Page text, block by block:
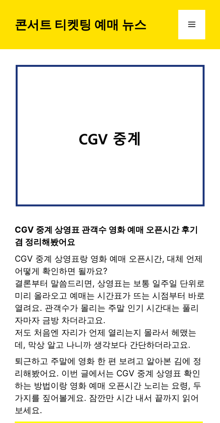
콘서트 티켓팅 예매 뉴스 메
CGV 중계 상영표 관객수 영화 예매 오픈시간 후기
겸 정리해봤어요
CGV 중계 상영표랑 영화 예매 오픈시간, 대체 언제
어떻게 확인하면 될까요?
결론부터 말씀드리면, 상영표는 보통 일주일 단위로
미리 올라오고 예매는 시간표가 뜨는 시점부터 바로
열려요. 관객수가 몰리는 주말 인기 시간대는 풀리
자마자 금방 차더라고요.
저도 처음엔 자리가 언제 열리는지 몰라서 헤맸는
데, 막상 알고 나니까 생각보다 간단하더라고요.
퇴근하고 주말에 영화 한 편 보려고 알아본 김에 정
리해봤어요. 이번 글에서는 CGV 중계 상영표 확인
하는 방법이랑 영화 예매 오픈시간 노리는 요령, 두
가지를 짚어볼게요. 잠깐만 시간 내서 끝까지 읽어
보세요.